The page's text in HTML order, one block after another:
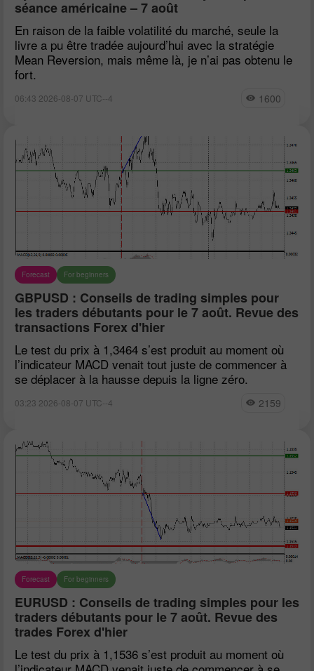
séance américaine – 7 août
En raison de la faible volatilité du marché, seule la
livre a pu être tradée aujourd’hui avec la stratégie
Mean Reversion, mais même là, je n’ai pas obtenu le
fort.
06:43 2026-08-07 UTC--4 1600
Forecast For beginners
GBPUSD : Conseils de trading simples pour
les traders débutants pour le 7 août. Revue des
transactions Forex d'hier
Le test du prix à 1,3464 s’est produit au moment où
l’indicateur MACD venait tout juste de commencer à
se déplacer à la hausse depuis la ligne zéro.
03:23 2026-08-07 UTC--4 2159
Forecast For beginners
EURUSD : Conseils de trading simples pour les
traders débutants pour le 7 août. Revue des
trades Forex d'hier
Le test du prix à 1,1536 s’est produit au moment où